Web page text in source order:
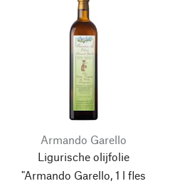
Armando Garello
Ligurische olijfolie
"Armando Garello, 1 l fles